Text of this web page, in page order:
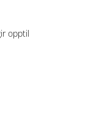
opptil